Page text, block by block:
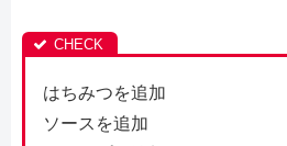
はちみつを追加
ソースを追加